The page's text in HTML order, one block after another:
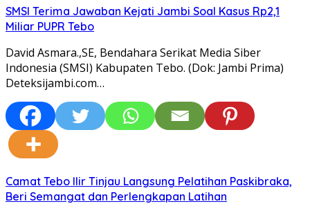
SMSI Terima Jawaban Kejati Jambi Soal Kasus Rp2,1
Miliar PUPR Tebo
David Asmara.,SE, Bendahara Serikat Media Siber
Indonesia (SMSI) Kabupaten Tebo. (Dok: Jambi Prima)
Deteksijambi.com…
Camat Tebo Ilir Tinjau Langsung Pelatihan Paskibraka,
Beri Semangat dan Perlengkapan Latihan